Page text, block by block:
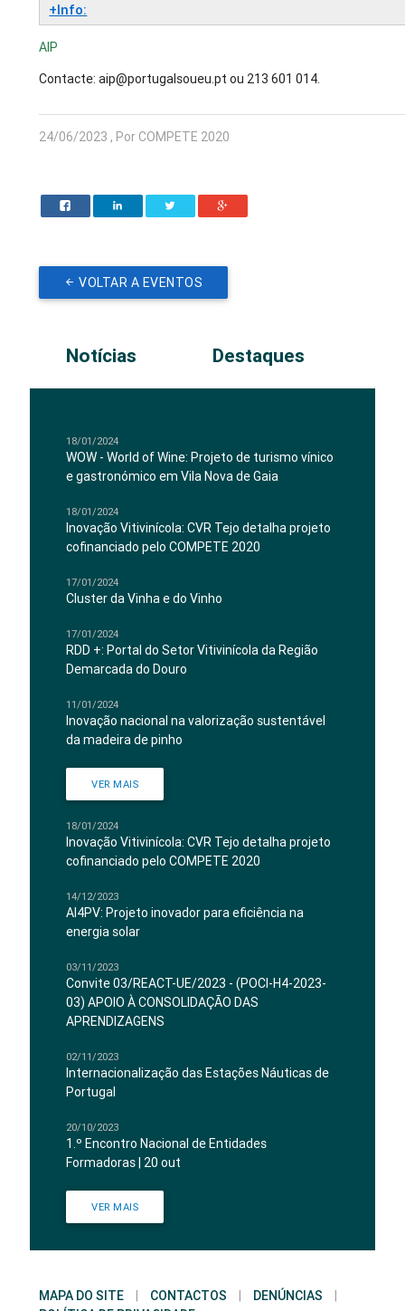
+Info:
AIP
Contacte: aip@portugalsoueu.pt ou 213 601 014.
24/06/2023 , Por COMPETE 2020
VOLTAR A EVENTOS
Notícias Destaques
18/01/2024
WOW - World of Wine: Projeto de turismo vínico
e gastronómico em Vila Nova de Gaia
18/01/2024
Inovação Vitivinícola: CVR Tejo detalha projeto
cofinanciado pelo COMPETE 2020
17/01/2024
Cluster da Vinha e do Vinho
17/01/2024
RDD +: Portal do Setor Vitivinícola da Região
Demarcada do Douro
11/01/2024
Inovação nacional na valorização sustentável
da madeira de pinho
VER MAIS
18/01/2024
Inovação Vitivinícola: CVR Tejo detalha projeto
cofinanciado pelo COMPETE 2020
14/12/2023
AI4PV: Projeto inovador para eficiência na
energia solar
03/11/2023
Convite 03/REACT-UE/2023 - (POCI-H4-2023-
03) APOIO À CONSOLIDAÇÃO DAS
APRENDIZAGENS
02/11/2023
Internacionalização das Estações Náuticas de
Portugal
20/10/2023
1.º Encontro Nacional de Entidades
Formadoras | 20 out
VER MAIS
MAPA DO SITE CONTACTOS DENÚNCIAS